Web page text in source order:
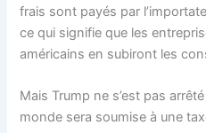
frais sont payés par
ce qui signifie que les
américains en subiront les
Mais Trump ne s’est pas
monde sera soumise à une